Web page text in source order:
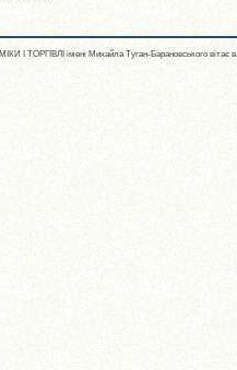
І ТОРГІВЛІ імені Михайла Туган-Барановського вітає